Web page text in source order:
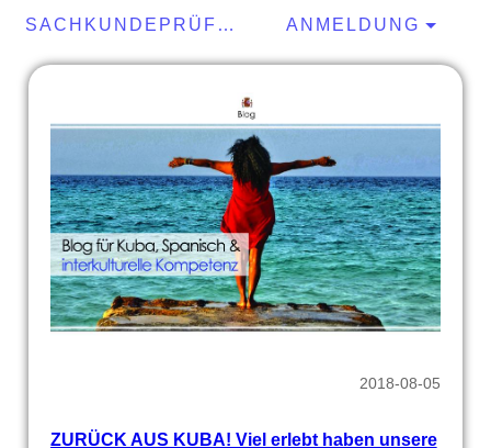
SACHKUNDEPRÜFUNG §34A GEWO
ANMELDUNG
2018-08-05
ZURÜCK AUS KUBA! Viel erlebt haben unsere